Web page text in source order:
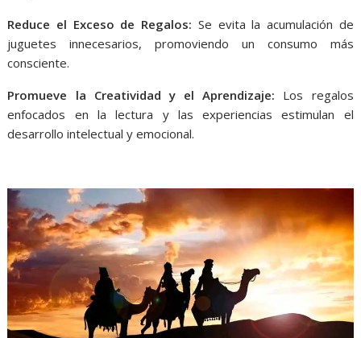
Reduce el Exceso de Regalos: Se evita la acumulación de
juguetes innecesarios, promoviendo un consumo más
consciente.
Promueve la Creatividad y el Aprendizaje: Los regalos
enfocados en la lectura y las experiencias estimulan el
desarrollo intelectual y emocional.